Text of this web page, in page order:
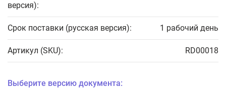
версия):
Срок поставки (русская версия): 1 рабочий день
Артикул (SKU): RD00018
Выберите версию документа: